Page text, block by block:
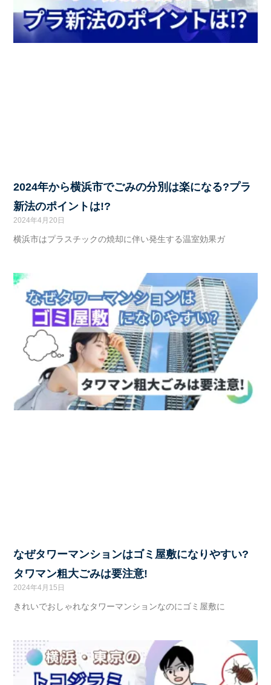
2024年から横浜市でごみの分別は楽になる?プラ
新法のポイントは!?
2024年4月20日
横浜市はプラスチックの焼却に伴い発生する温室効果ガ
なぜタワーマンションはゴミ屋敷になりやすい?
タワマン粗大ごみは要注意!
2024年4月15日
きれいでおしゃれなタワーマンションなのにゴミ屋敷に